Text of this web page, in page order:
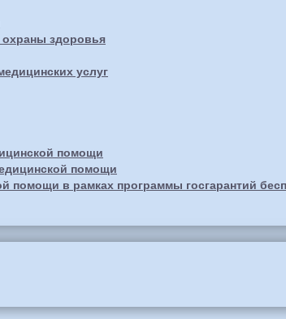
охраны здоровья
услуг
помощи
помощи
помощи в рамках программы госгарантий